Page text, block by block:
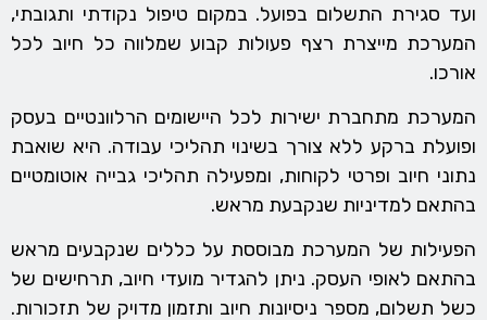
ועד סגירת התשלום בפועל. במקום טיפול נקודתי ותגובתי,
המערכת מייצרת רצף פעולות קבוע שמלווה כל חיוב לכל
אורכו.
המערכת מתחברת ישירות לכל היישומים הרלוונטיים בעסק
ופועלת ברקע ללא צורך בשינוי תהליכי עבודה. היא שואבת
נתוני חיוב ופרטי לקוחות, ומפעילה תהליכי גבייה אוטומטיים
בהתאם למדיניות שנקבעת מראש.
הפעילות של המערכת מבוססת על כללים שנקבעים מראש
בהתאם לאופי העסק. ניתן להגדיר מועדי חיוב, תרחישים של
כשל תשלום, מספר ניסיונות חיוב ותזמון מדויק של תזכורות.